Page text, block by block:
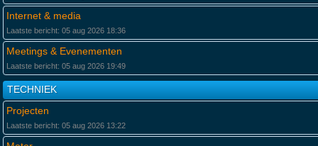
Internet & media
Laatste bericht: 05 aug 2026 18:36
Meetings & Evenementen
Laatste bericht: 05 aug 2026 19:49
TECHNIEK
Projecten
Laatste bericht: 05 aug 2026 13:22